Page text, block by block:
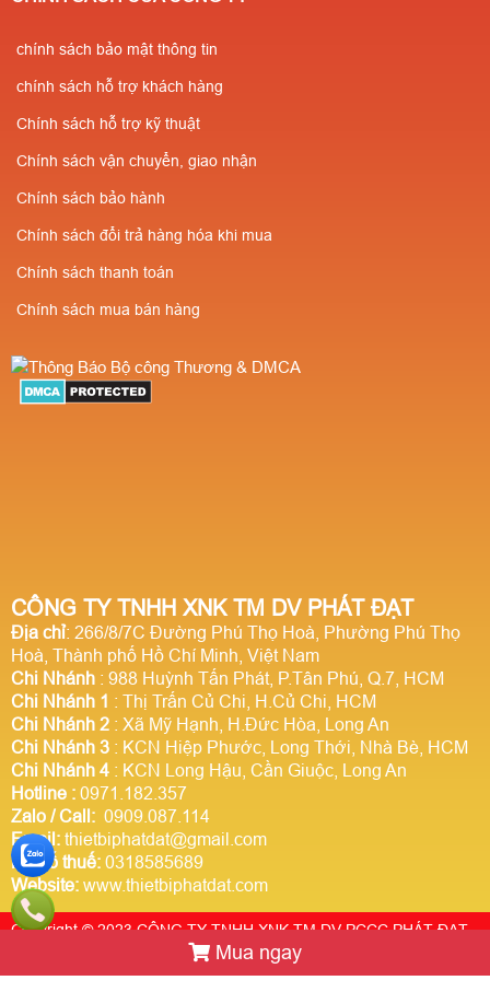
Mua ngay
CÔNG TY TNHH XNK TM DV PHÁT ĐẠT
Địa chỉ: 266/8/7C Đường Phú Thọ Hoà, Phường Phú Thọ
Hoà, Thành phố Hồ Chí Minh, Việt Nam
Chi Nhánh : 988 Huỳnh Tấn Phát, P.Tân Phú, Q.7, HCM
Chi Nhánh 1 : Thị Trấn Củ Chi, H.Củ Chi, HCM
Chi Nhánh 2 : Xã Mỹ Hạnh, H.Đức Hòa, Long An
Chi Nhánh 3 : KCN Hiệp Phước, Long Thới, Nhà Bè, HCM
Chi Nhánh 4 : KCN Long Hậu, Cần Giuộc, Long An
Hotline : 0971.182.357
Zalo / Call: 0909.087.114
Email: thietbiphatdat@gmail.com
Mã số thuế: 0318585689
Website: www.thietbiphatdat.com
chính sách bảo mật thông tin
chính sách hỗ trợ khách hàng
Chính sách hỗ trợ kỹ thuật
Chính sách vận chuyển, giao nhận
Chính sách bảo hành
Chính sách đổi trả hàng hóa khi mua
Chính sách thanh toán
Chính sách mua bán hàng
Copyright © 2023 CÔNG TY TNHH XNK TM DV PCCC PHÁT ĐẠT.
Thiết kế website Webso.vn
Trực tuyến:2 Hôm nay:1462864 Tuần này:0